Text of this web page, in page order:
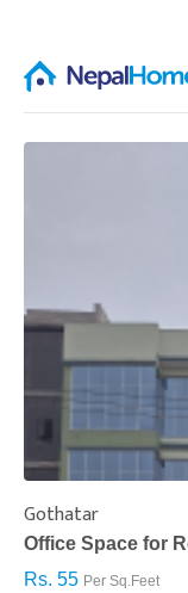
Gothatar
Office Space for
Rs. 55 Per Sq.Feet